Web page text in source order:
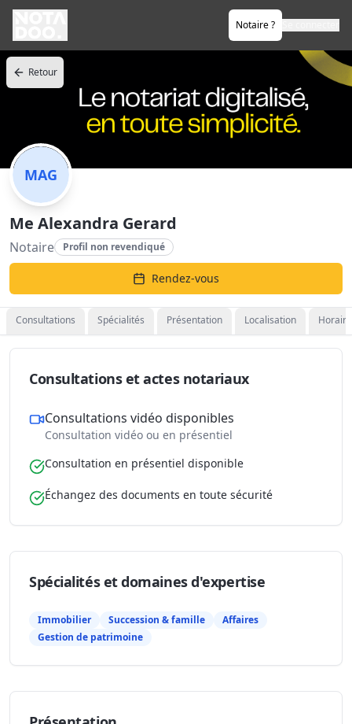
Notaire ?
Retour
MAG
Me Alexandra Gerard
Notaire Profil non revendiqué
Rendez-vous
Consultations Spécialités Présentation Localisation
Consultations et actes notariaux
Consultations vidéo disponibles
Consultation vidéo ou en présentiel
Consultation en présentiel disponible
Échangez des documents en toute sécurité
Spécialités et domaines d'expertise
Immobilier Succession & famille
Affaires
Gestion de patrimoine